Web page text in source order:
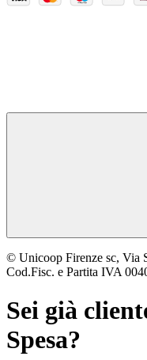
© Unicoop Firenze sc, Via
Cod.Fisc. e Partita IVA
Sei già
Spesa?